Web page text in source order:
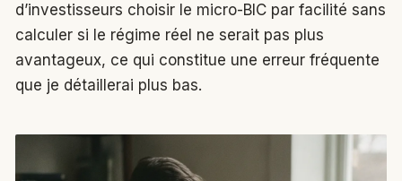
d’investisseurs choisir le micro-BIC par facilité sans
calculer si le régime réel ne serait pas plus
avantageux, ce qui constitue une erreur fréquente
que je détaillerai plus bas.